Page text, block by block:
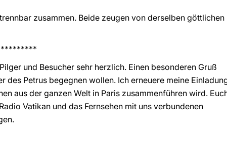
zusammen. Beide zeugen von derselben göttlichen
und Besucher sehr herzlich. Einen besonderen Gruß
Petrus begegnen wollen. Ich erneuere meine
aus der ganzen Welt in Paris zusammenführen wird.
Vatikan und das Fernsehen mit uns verbundenen